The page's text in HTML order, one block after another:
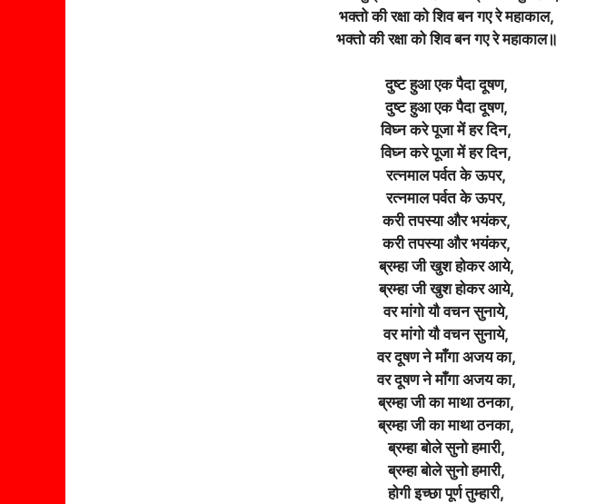
भक्तो की रक्षा को शिव बन गए रे महाकाल,
भक्तो की रक्षा को शिव बन गए रे महाकाल॥
दुष्ट हुआ एक पैदा दूषण,
दुष्ट हुआ एक पैदा दूषण,
विघ्न करे पूजा में हर दिन,
विघ्न करे पूजा में हर दिन,
रत्नमाल पर्वत के ऊपर,
रत्नमाल पर्वत के ऊपर,
करी तपस्या और भयंकर,
करी तपस्या और भयंकर,
ब्रम्हा जी खुश होकर आये,
ब्रम्हा जी खुश होकर आये,
वर मांगो यौ वचन सुनाये,
वर मांगो यौ वचन सुनाये,
वर दूषण ने माँगा अजय का,
वर दूषण ने माँगा अजय का,
ब्रम्हा जी का माथा ठनका,
ब्रम्हा जी का माथा ठनका,
ब्रम्हा बोले सुनो हमारी,
ब्रम्हा बोले सुनो हमारी,
होगी इच्छा पूर्ण तुम्हारी,